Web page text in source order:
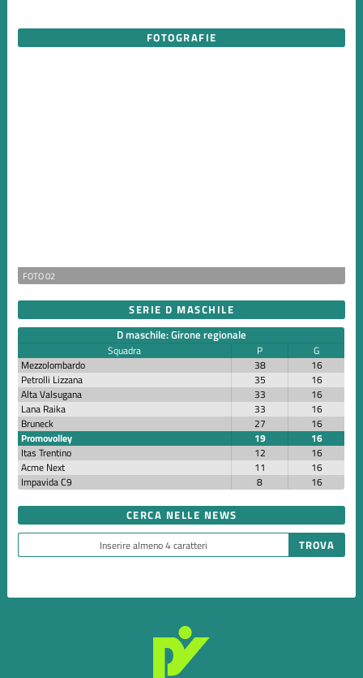
FOTOGRAFIE
FOTO 02
SERIE D MASCHILE
D maschile: Girone regionale
Squadra P
G
Mezzolombardo
38
16
Petrolli Lizzana
35
16
Alta Valsugana
33
16
Lana Raika
33
16
Bruneck
27
16
Promovolley
19
16
Itas Trentino
12
16
Acme Next
11
16
Impavida C9
8 16
CERCA NELLE NEWS